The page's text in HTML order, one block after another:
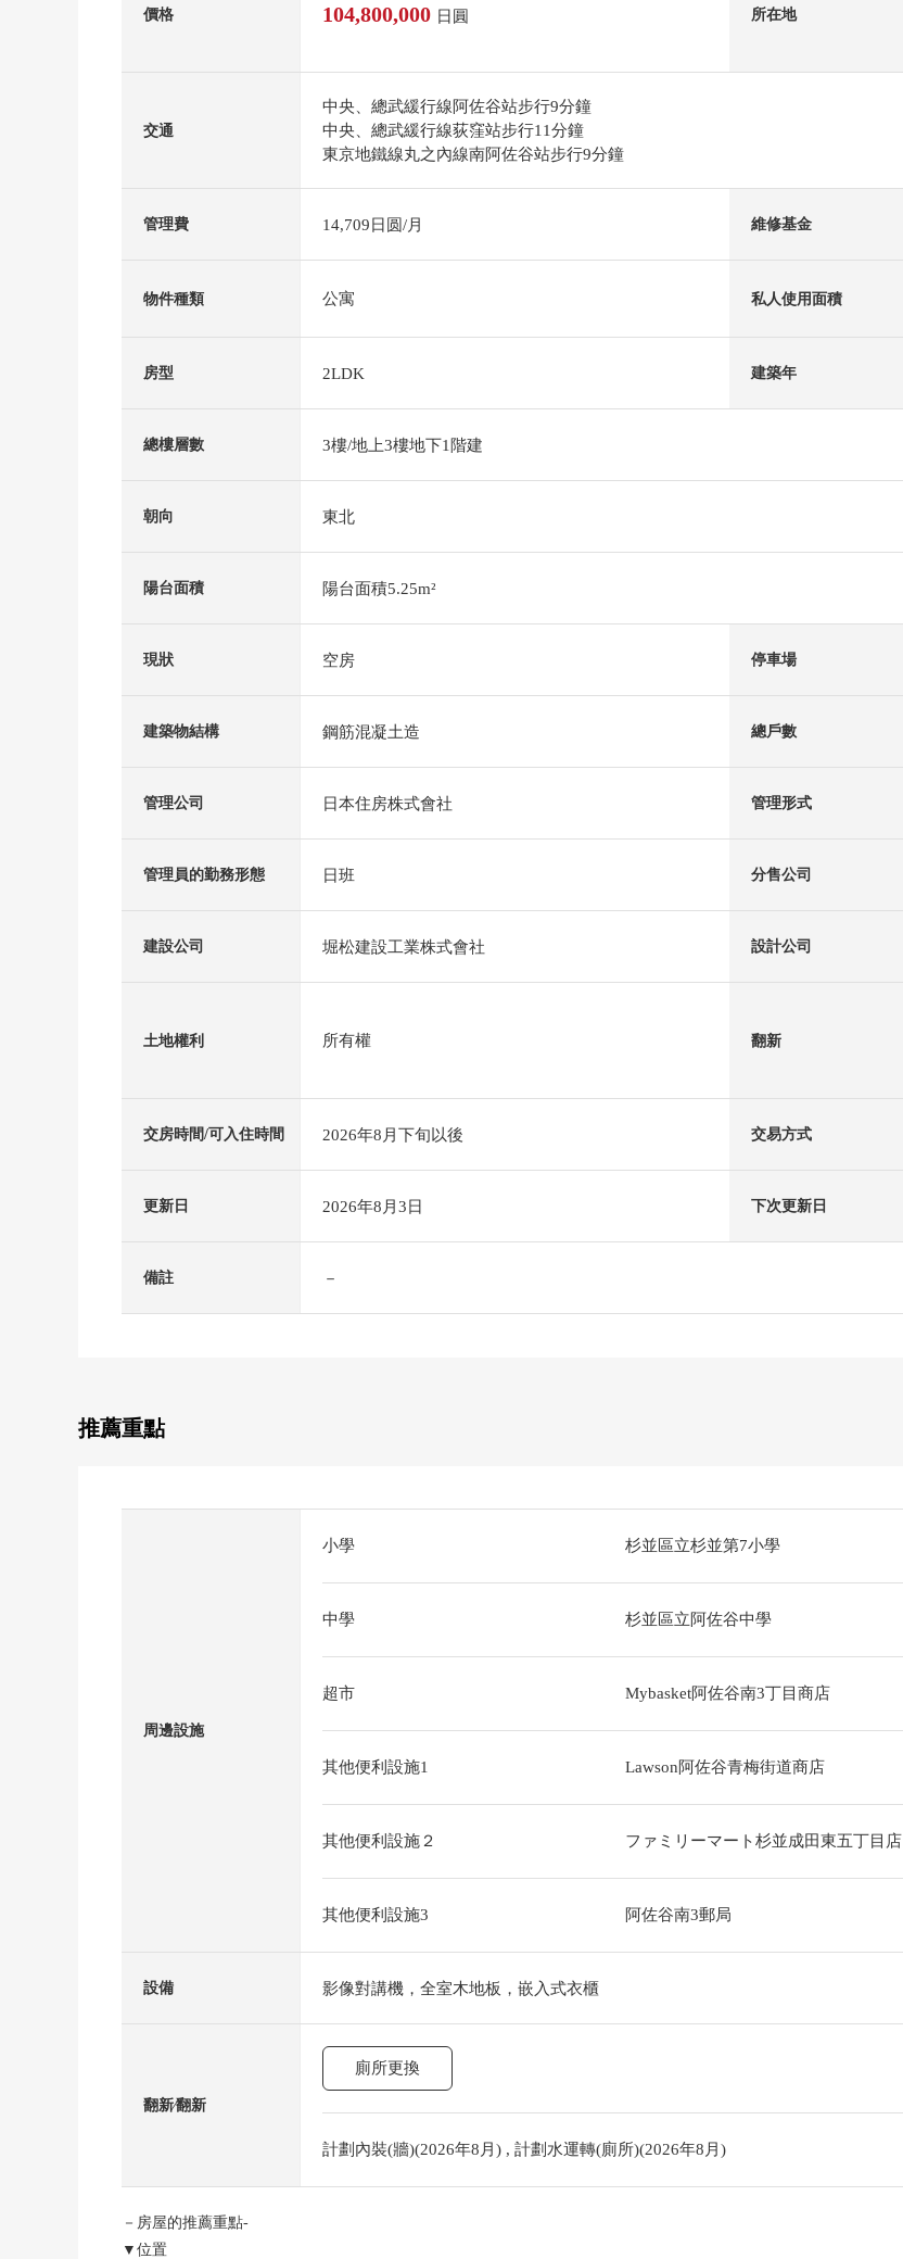
價格 104,800,000 日圓 所在地
交通
中央、總武緩行線阿佐谷站步行9分鐘
中央、總武緩行線荻窪站步行11分鐘
東京地鐵線丸之內線南阿佐谷站步行9分鐘
管理費 14,709日圆/月 維修基金
物件種類 公寓 私人使用面積
房型 2LDK 建築年
總樓層數 3樓/地上3樓地下1階建
朝向 東北
陽台面積 陽台面積5.25m²
現狀 空房 停車場
建築物結構 鋼筋混凝土造 總戶數
管理公司 日本住房株式會社 管理形式
管理員的勤務形態 日班 分售公司
建設公司 堀松建設工業株式會社 設計公司
土地權利 所有權 翻新
交房時間/可入住時間 2026年8月下旬以後 交易方式
更新日 2026年8月3日 下次更新日
備註 －
推薦重點
周邊設施
小學 杉並區立杉並第7小學
中學 杉並區立阿佐谷中學
超市 Mybasket阿佐谷南3丁目商店
其他便利設施1 Lawson阿佐谷青梅街道商店
其他便利設施２ ファミリーマート杉並成田東五丁目店
其他便利設施3 阿佐谷南3郵局
設備 影像對講機，全室木地板，嵌入式衣櫃
翻新⁄翻新
廁所更換
計劃內裝(牆)(2026年8月) , 計劃水運轉(廁所)(2026年8月)
－房屋的推薦重點-
▼位置